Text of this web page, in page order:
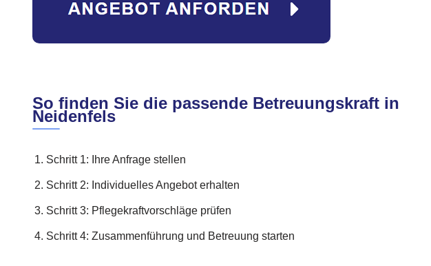
So finden Sie die passende Betreuungskraft in
Neidenfels
Schritt 1: Ihre Anfrage stellen
Schritt 2: Individuelles Angebot erhalten
Schritt 3: Pflegekraftvorschläge prüfen
Schritt 4: Zusammenführung und Betreuung starten